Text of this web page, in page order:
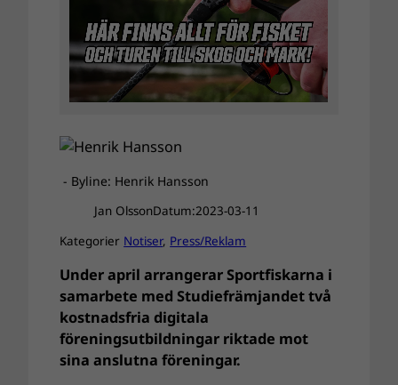
- Byline: Henrik Hansson
Jan OlssonDatum:2023-03-11
Kategorier Notiser, Press/Reklam
Under april arrangerar Sportfiskarna i
samarbete med Studiefrämjandet två
kostnadsfria digitala
föreningsutbildningar riktade mot
sina anslutna föreningar.